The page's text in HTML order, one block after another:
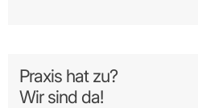
Praxis hat zu?
Wir sind da!